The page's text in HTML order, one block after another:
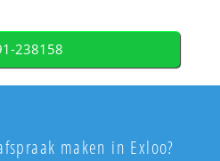
238158
maken in Exloo?